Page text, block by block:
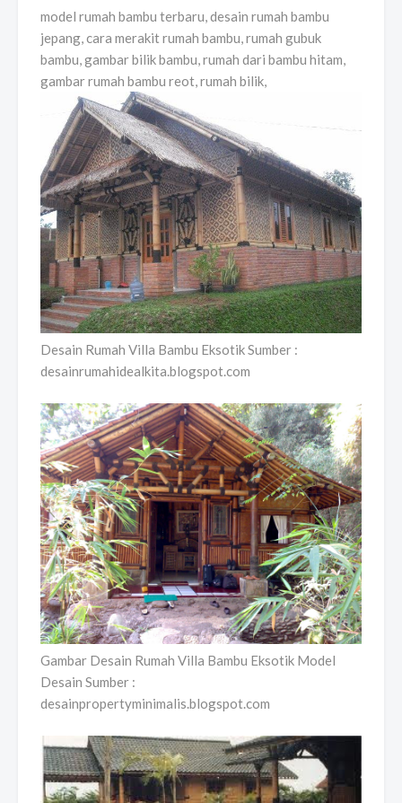
model rumah bambu terbaru, desain rumah bambu
jepang, cara merakit rumah bambu, rumah gubuk
bambu, gambar bilik bambu, rumah dari bambu hitam,
gambar rumah bambu reot, rumah bilik,
Desain Rumah Villa Bambu Eksotik Sumber :
desainrumahidealkita.blogspot.com
Gambar Desain Rumah Villa Bambu Eksotik Model
Desain Sumber :
desainpropertyminimalis.blogspot.com